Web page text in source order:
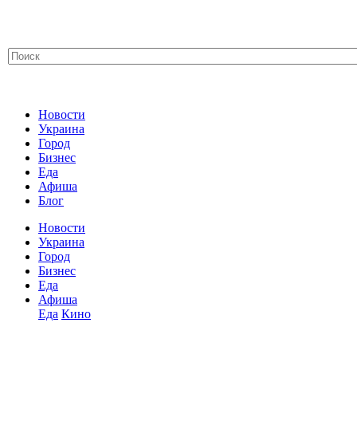
Новости
Украина
Город
Бизнес
Еда
Афиша
Блог
Новости
Украина
Город
Бизнес
Еда
Афиша
Еда Кино